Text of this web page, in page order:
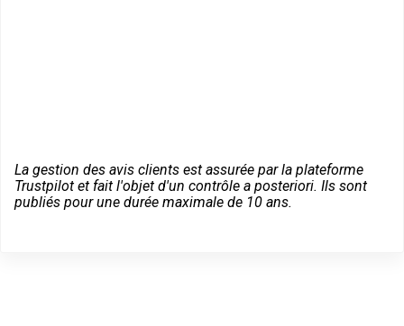
La gestion des avis clients est assurée par la plateforme
Trustpilot et fait l'objet d'un contrôle a posteriori. Ils sont
publiés pour une durée maximale de 10 ans.